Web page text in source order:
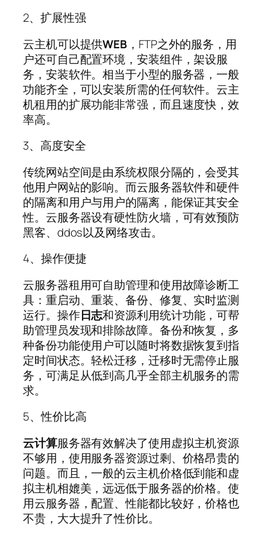
2、扩展性强
云主机可以提供WEB ，FTP之外的服务，用
户还可自己配置环境，安装组件，架设服
务，安装软件。相当于小型的服务器，一般
功能齐全，可以安装所需的任何软件。云主
机租用的扩展功能非常强，而且速度快，效
率高。
3、高度安全
传统网站空间是由系统权限分隔的，会受其
他用户网站的影响。而云服务器软件和硬件
的隔离和用户与用户的隔离，能保证其安全
性。云服务器设有硬性防火墙，可有效预防
黑客、ddos以及网络攻击。
4、操作便捷
云服务器租用可自助管理和使用故障诊断工
具：重启动、重装、备份、修复、实时监测
运行。操作日志和资源利用统计功能，可帮
助管理员发现和排除故障。备份和恢复，多
种备份功能使用户可以随时将数据恢复到指
定时间状态。轻松迁移，迁移时无需停止服
务，可满足从低到高几乎全部主机服务的需
求。
5、性价比高
云计算服务器有效解决了使用虚拟主机资源
不够用，使用服务器资源过剩、价格昂贵的
问题。而且，一般的云主机价格低到能和虚
拟主机相媲美，远远低于服务器的价格。使
用云服务器，配置、性能都比较好，价格也
不贵，大大提升了性价比。